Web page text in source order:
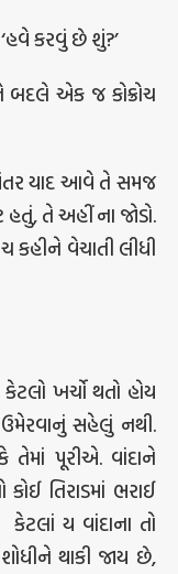
કરવું છે શું?’
એક જ કોક્રોચ
યાદ આવે તે સમજ
તે અહીં ના જોડો.
કહીને વેચાતી લીધી
ખર્ચો થતો હોય
સહેલું નથી.
પૂરીએ. વાંદાને
તિરાડમાં ભરાઈ
ય વાંદાના તો
થાકી જાય છે,